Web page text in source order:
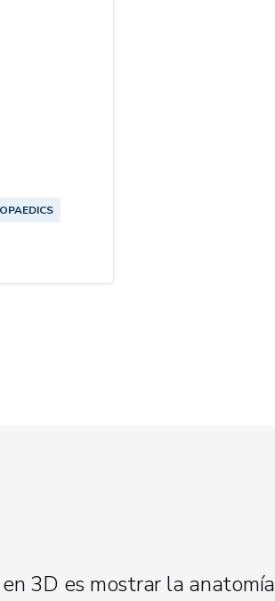
3D es mostrar la anatomía